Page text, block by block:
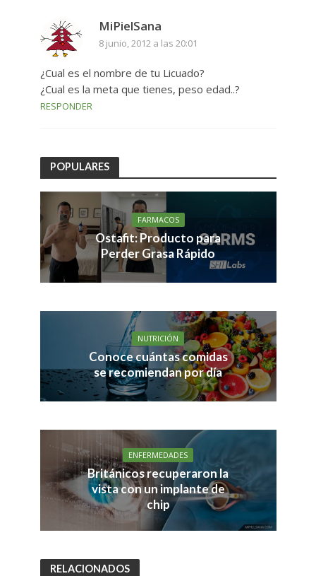
MiPielSana
8 junio, 2012 a las 20:01
¿Cual es el nombre de tu Licuado?
¿Cual es la meta que tienes, peso edad..?
RESPONDER
POPULARES
FARMACOS
Ostafit: Producto para
Perder Grasa Rápido
NUTRICIÓN
Conoce cuántas comidas
se recomiendan por día
ENFERMEDADES
Británicos recuperaron la
vista con un implante de
chip
RELACIONADOS